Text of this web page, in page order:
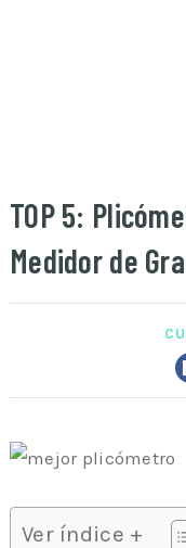
TOP 5:
Medidor de
Ver índice +